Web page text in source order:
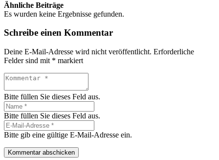
Ähnliche Beiträge
Es wurden keine Ergebnisse gefunden.
Schreibe einen Kommentar
Deine E-Mail-Adresse wird nicht veröffentlicht. Erforderliche
Felder sind mit * markiert
Bitte füllen Sie dieses Feld aus.
Bitte füllen Sie dieses Feld aus.
Bitte gib eine gültige E-Mail-Adresse ein.
Kommentar abschicken